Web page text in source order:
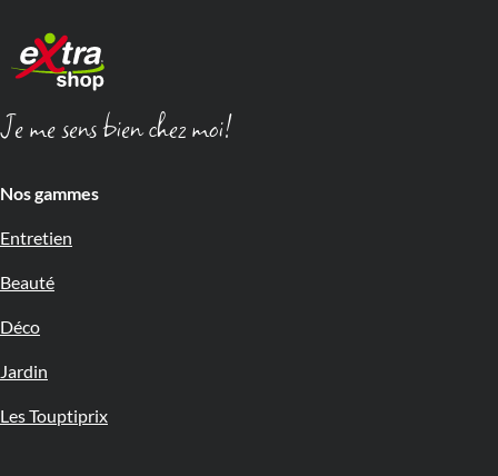
Je me sens bien chez moi!
Nos gammes
Entretien
Beauté
Déco
Jardin
Les Touptiprix